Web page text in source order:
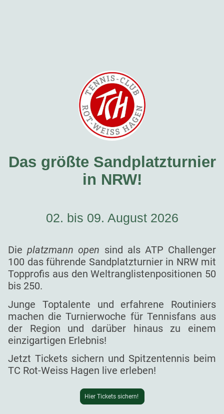
Das größte Sandplatzturnier
in NRW!
02. bis 09. August 2026
Dieplatzmann open sind als ATP Challenger
100 das führende Sandplatzturnier in NRW mit
Topprofis aus den Weltranglistenpositionen 50
bis 250.
Junge Toptalente und erfahrene Routiniers
machen die Turnierwoche für Tennisfans aus
der Region und darüber hinaus zu einem
einzigartigen Erlebnis!
Jetzt Tickets sichern und Spitzentennis beim
TC Rot-Weiss Hagen live erleben!
Hier Tickets sichern!